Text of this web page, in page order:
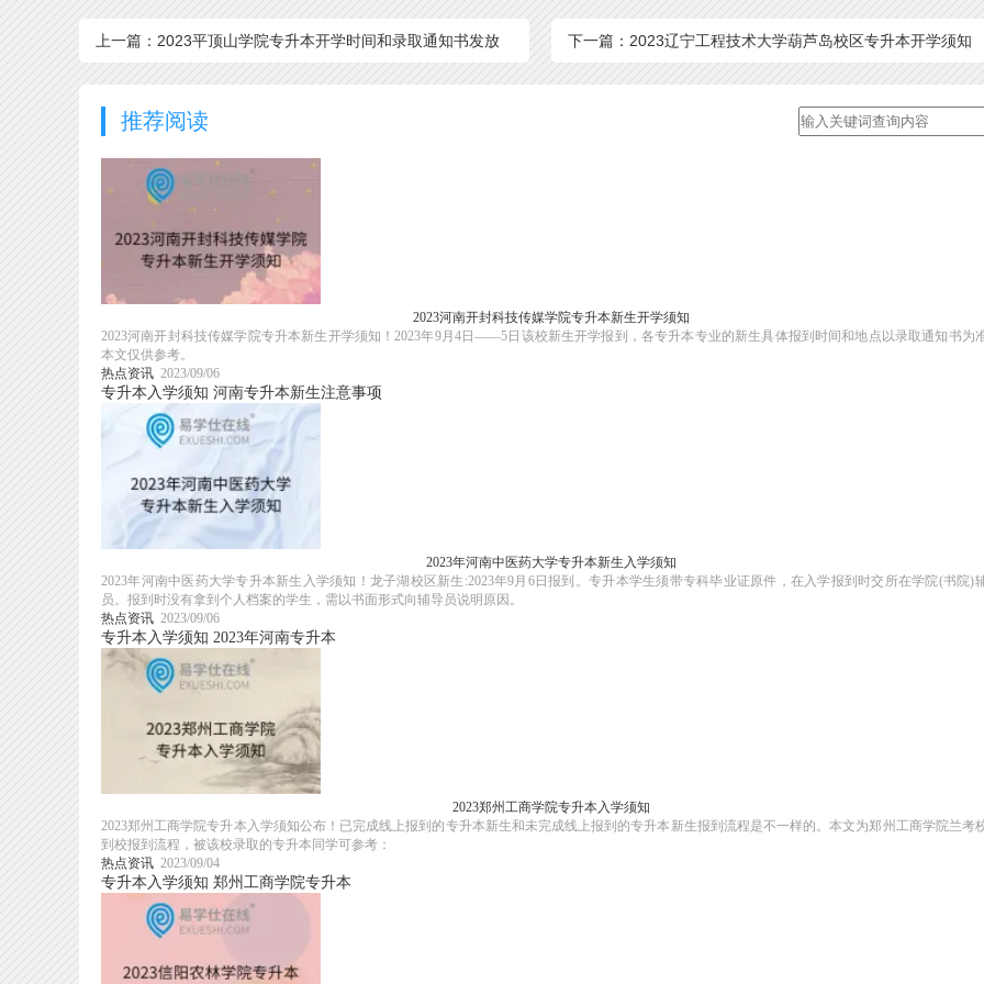
上一篇：2023平顶山学院专升本开学时间和录取通知书发放
时间
下一篇：2023辽宁工程技术大学葫芦岛校区专升本开学须知
及学费
推荐阅读
2023河南开封科技传媒学院专升本新生开学须知
2023河南开封科技传媒学院专升本新生开学须知！2023年9月4日——5日该校新生开学报到，各专升本专业的新生具体报到时间和地点以录取通知书为
本文仅供参考。
热点资讯 2023/09/06
专升本入学须知 河南专升本新生注意事项
2023年河南中医药大学专升本新生入学须知
2023年河南中医药大学专升本新生入学须知！龙子湖校区新生:2023年9月6日报到。专升本学生须带专科毕业证原件，在入学报到时交所在学院(书院)
员。报到时没有拿到个人档案的学生，需以书面形式向辅导员说明原因。
热点资讯 2023/09/06
专升本入学须知 2023年河南专升本
2023郑州工商学院专升本入学须知
2023郑州工商学院专升本入学须知公布！已完成线上报到的专升本新生和未完成线上报到的专升本新生报到流程是不一样的。本文为郑州工商学院兰考
到校报到流程，被该校录取的专升本同学可参考：
热点资讯 2023/09/04
专升本入学须知 郑州工商学院专升本